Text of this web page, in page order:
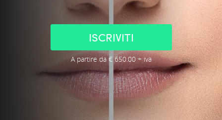
ISCRIVITI
A partire da € 650.00 + iva